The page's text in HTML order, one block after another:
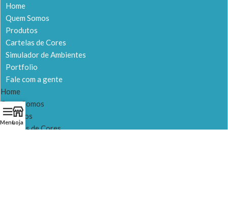
Home
Quem Somos
Produtos
Cartelas de Cores
Simulador de Ambientes
Portfolio
Fale com a gente
Home
Quem Somos
Produtos
Cartelas de Cores
MenuLoja